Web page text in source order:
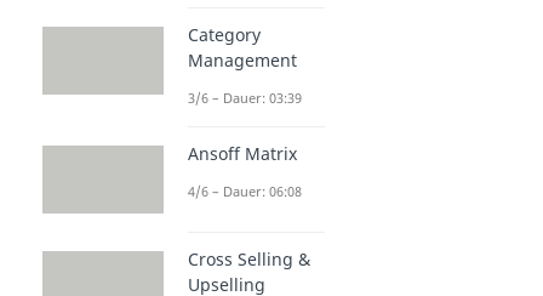
Category
Management
3/6 – Dauer: 03:39
Ansoff Matrix
4/6 – Dauer: 06:08
Cross Selling &
Upselling